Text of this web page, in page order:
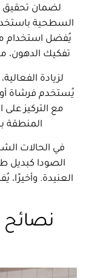
لضمان تحقيق
السطحية
يُفضل استخدام
تفكيك الدهون،
لزيادة
يُستخدم فرشاة أو
مع التركيز
المنطقة
في الحالات
الصودا كبديل
العنيدة. وأخيرًا،